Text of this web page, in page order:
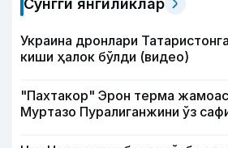
Сўнгги янгиликлар
Украина дронлари
киши ҳалок бўлди (видео)
"Пахтакор" Эрон терма
Муртазо Пуралиганжини ўз